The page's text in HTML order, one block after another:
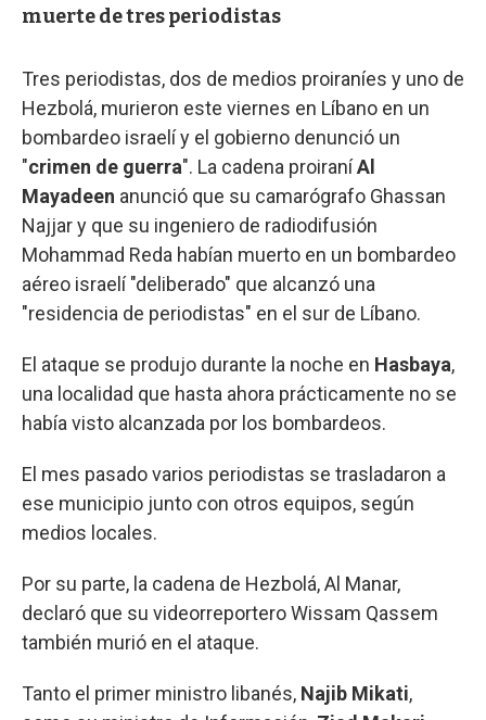
muerte de tres periodistas
Tres periodistas, dos de medios proiraníes y uno de
Hezbolá, murieron este viernes en Líbano en un
bombardeo israelí y el gobierno denunció un
"crimen de guerra". La cadena proiraníAl
Mayadeen anunció que su camarógrafo Ghassan
Najjar y que su ingeniero de radiodifusión
Mohammad Reda habían muerto en un bombardeo
aéreo israelí "deliberado" que alcanzó una
"residencia de periodistas" en el sur de Líbano.
El ataque se produjo durante la noche en Hasbaya,
una localidad que hasta ahora prácticamente no se
había visto alcanzada por los bombardeos.
El mes pasado varios periodistas se trasladaron a
ese municipio junto con otros equipos, según
medios locales.
Por su parte, la cadena de Hezbolá, Al Manar,
declaró que su videorreportero Wissam Qassem
también murió en el ataque.
Tanto el primer ministro libanés, Najib Mikati,